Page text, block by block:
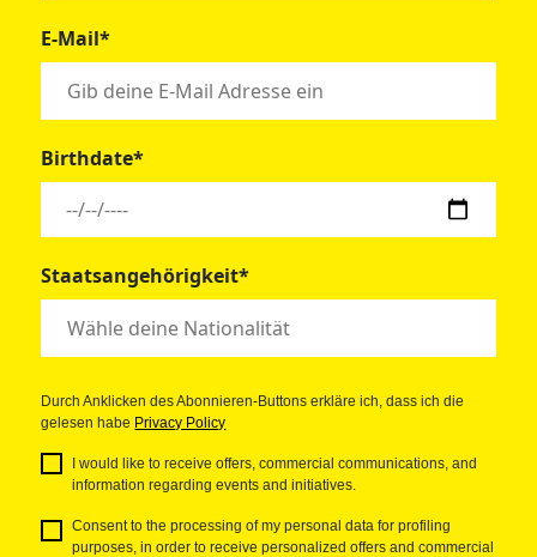
E-Mail*
Birthdate*
Staatsangehörigkeit*
Durch Anklicken des Abonnieren-Buttons erkläre ich, dass ich die
gelesen habe Privacy Policy
I would like to receive offers, commercial communications, and
information regarding events and initiatives.
Consent to the processing of my personal data for profiling
purposes, in order to receive personalized offers and commercial